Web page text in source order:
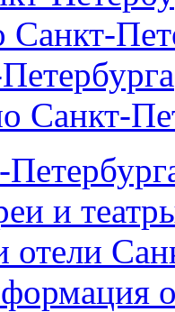
Санкт-
Санкт-
и